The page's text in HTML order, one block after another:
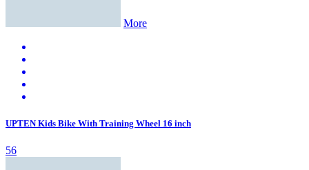
More
UPTEN Kids Bike With Training Wheel 16 inch
56